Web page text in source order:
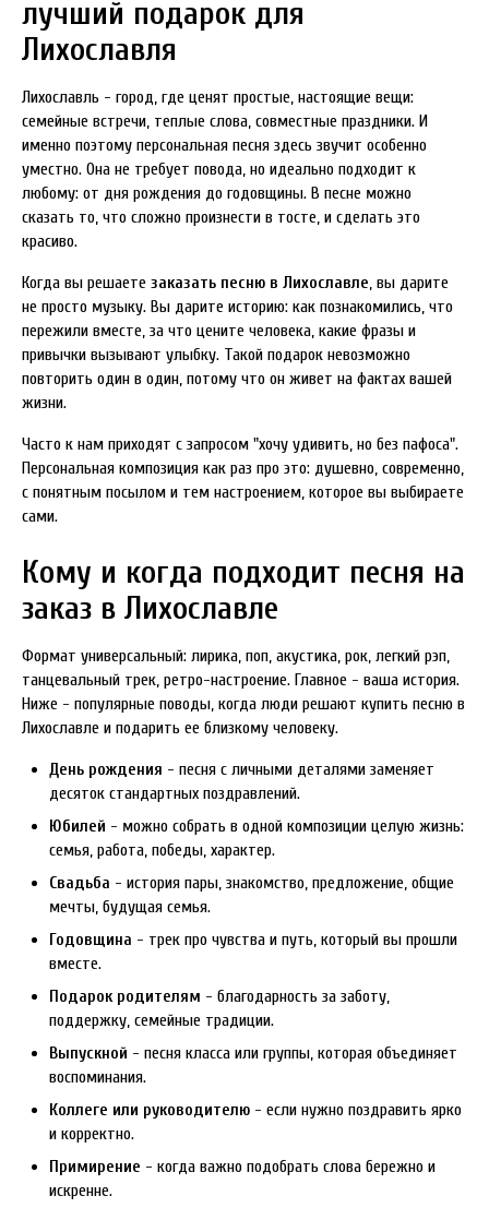
лучший подарок для
Лихославля
Лихославль - город, где ценят простые, настоящие вещи:
семейные встречи, теплые слова, совместные праздники. И
именно поэтому персональная песня здесь звучит особенно
уместно. Она не требует повода, но идеально подходит к
любому: от дня рождения до годовщины. В песне можно
сказать то, что сложно произнести в тосте, и сделать это
красиво.
Когда вы решаете заказать песню в Лихославле, вы дарите
не просто музыку. Вы дарите историю: как познакомились, что
пережили вместе, за что цените человека, какие фразы и
привычки вызывают улыбку. Такой подарок невозможно
повторить один в один, потому что он живет на фактах вашей
жизни.
Часто к нам приходят с запросом "хочу удивить, но без пафоса".
Персональная композиция как раз про это: душевно, современно,
с понятным посылом и тем настроением, которое вы выбираете
сами.
Кому и когда подходит песня на
заказ в Лихославле
Формат универсальный: лирика, поп, акустика, рок, легкий рэп,
танцевальный трек, ретро-настроение. Главное - ваша история.
Ниже - популярные поводы, когда люди решают купить песню в
Лихославле и подарить ее близкому человеку.
День рождения - песня с личными деталями заменяет
десяток стандартных поздравлений.
Юбилей - можно собрать в одной композиции целую жизнь:
семья, работа, победы, характер.
Свадьба - история пары, знакомство, предложение, общие
мечты, будущая семья.
Годовщина - трек про чувства и путь, который вы прошли
вместе.
Подарок родителям - благодарность за заботу,
поддержку, семейные традиции.
Выпускной - песня класса или группы, которая объединяет
воспоминания.
Коллеге или руководителю - если нужно поздравить ярко
и корректно.
Примирение - когда важно подобрать слова бережно и
искренне.